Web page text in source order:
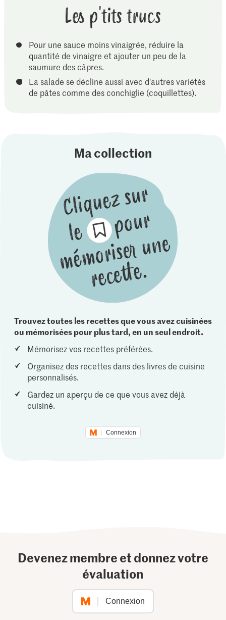
Les p'tits trucs
Pour une sauce moins vinaigrée, réduire la
quantité de vinaigre et ajouter un peu de la
saumure des câpres.
La salade se décline aussi avec d'autres variétés
de pâtes comme des conchiglie (coquillettes).
Ma collection
Trouvez toutes les recettes que vous avez cuisinées
ou mémorisées pour plus tard, en un seul endroit.
Mémorisez vos recettes préférées.
Organisez des recettes dans des livres de cuisine
personnalisés.
Gardez un aperçu de ce que vous avez déjà
cuisiné.
Connexion
Devenez membre et donnez votre
évaluation
Connexion